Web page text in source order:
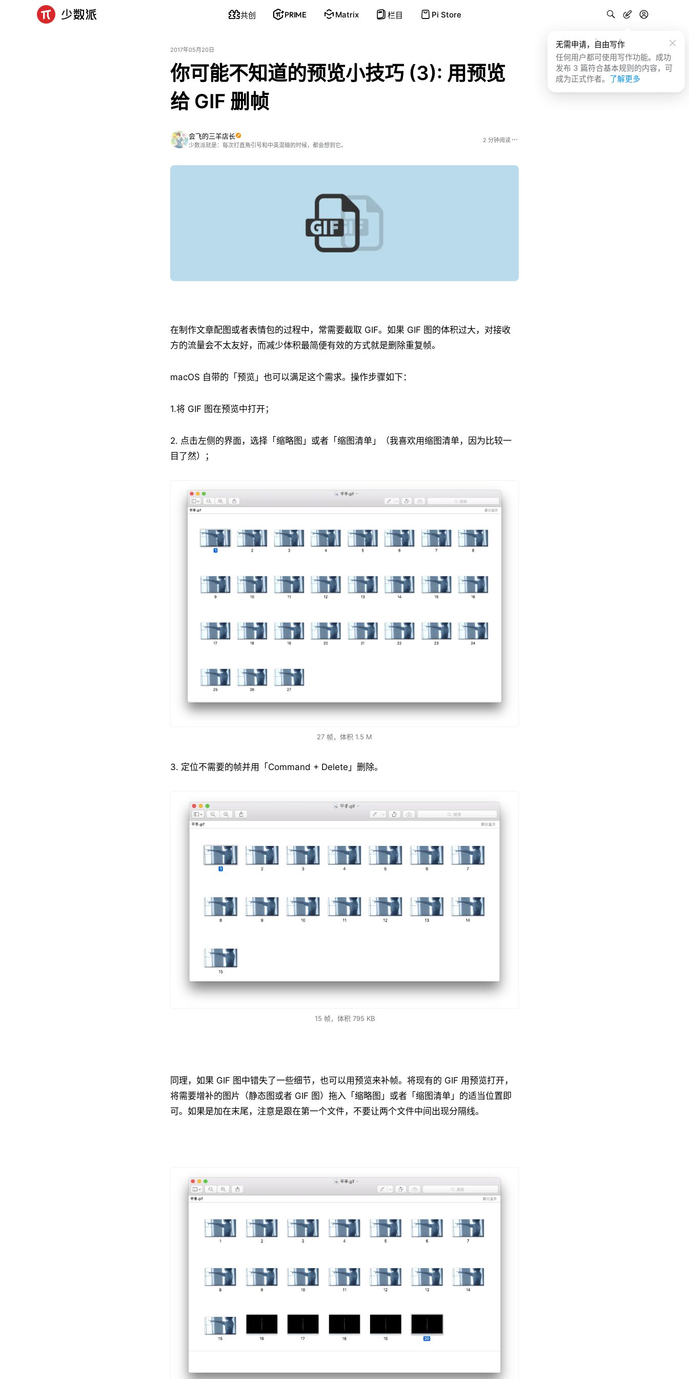
共创 PRIME Matrix 栏目 Pi Store
无需申请，自由写作
任何用户都可使用写作功能。成功
发布 3 篇符合基本规则的内容，可
成为正式作者。 了解更多
2017年05月20日
你可能不知道的预览小技巧 (3): 用预览
给 GIF 删帧
会飞的三羊店长
少数派就是：每次打直角引号和中英混输的时候，都会想到它。
2 分钟阅读
在制作文章配图或者表情包的过程中，常需要截取 GIF。如果 GIF 图的体积过大，对接收
方的流量会不太友好，而减少体积最简便有效的方式就是删除重复帧。
macOS 自带的「预览」也可以满足这个需求。操作步骤如下：
1.将 GIF 图在预览中打开；
2. 点击左侧的界面，选择「缩略图」或者「缩图清单」（我喜欢用缩图清单，因为比较一
目了然）；
27 帧，体积 1.5 M
3. 定位不需要的帧并用「Command + Delete」删除。
15 帧，体积 795 KB
同理，如果 GIF 图中错失了一些细节，也可以用预览来补帧。将现有的 GIF 用预览打开，
将需要增补的图片（静态图或者 GIF 图）拖入「缩略图」或者「缩图清单」的适当位置即
可。如果是加在末尾，注意是跟在第一个文件，不要让两个文件中间出现分隔线。